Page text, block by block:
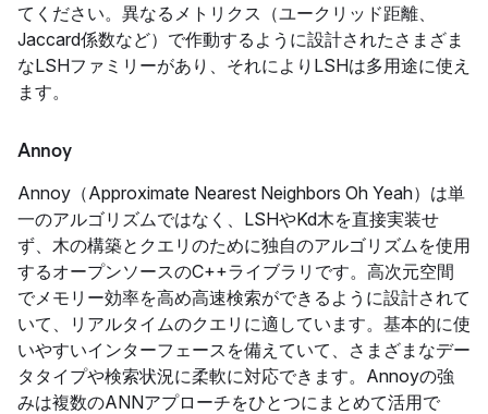
てください。異なるメトリクス（ユークリッド距離、
Jaccard係数など）で作動するように設計されたさまざま
なLSHファミリーがあり、それによりLSHは多用途に使え
ます。
Annoy
Annoy（Approximate Nearest Neighbors Oh Yeah）は単
一のアルゴリズムではなく、LSHやKd木を直接実装せ
ず、木の構築とクエリのために独自のアルゴリズムを使用
するオープンソースのC++ライブラリです。高次元空間
でメモリー効率を高め高速検索ができるように設計されて
いて、リアルタイムのクエリに適しています。基本的に使
いやすいインターフェースを備えていて、さまざまなデー
タタイプや検索状況に柔軟に対応できます。Annoyの強
みは複数のANNアプローチをひとつにまとめて活用で